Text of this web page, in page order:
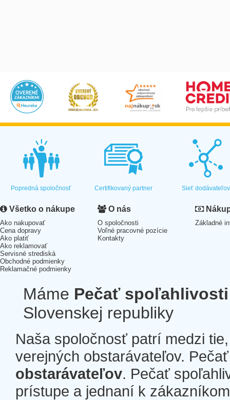
Popredná spoločnosť Certifikovaný partner Sieť dodávateľov
Všetko o nákupe
Ako nakupovať
Cena dopravy
Ako platiť
Ako reklamovať
Servisné strediská
Obchodné podmienky
Reklamačné podmienky
O nás
O spoločnosti
Voľné pracovné pozície
Kontakty
Základné
Máme Pečať spoľahlivosti
Slovenskej republiky
Naša spoločnosť patrí medzi
verejných obstarávateľov.
obstarávateľov. Pečať
prístupe a jednaní k